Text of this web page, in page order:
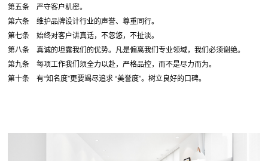
第五条 严守客户机密。
第六条 维护品牌设计行业的声誉、尊重同行。
第七条 始终对客户讲真话，不忽悠，不扯淡。
第八条 真诚的坦露我们的优势。凡是偏离我们专业领域，我们必须谢绝。
第九条 每项工作我们须全力以赴，严格品控，而不是尽力而为。
第十条 有“知名度”更要竭尽追求 “美誉度”。树立良好的口碑。